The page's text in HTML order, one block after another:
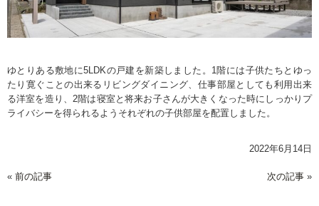
ゆとりある敷地に5LDKの戸建を新築しました。1階には子供たちとゆっ
たり寛ぐことの出来るリビングダイニング、仕事部屋としても利用出来
る洋室を造り、2階は寝室と将来お子さんが大きくなった時にしっかりプ
ライバシーを得られるようそれぞれの子供部屋を配置しました。
2022年6月14日
« 前の記事 次の記事 »